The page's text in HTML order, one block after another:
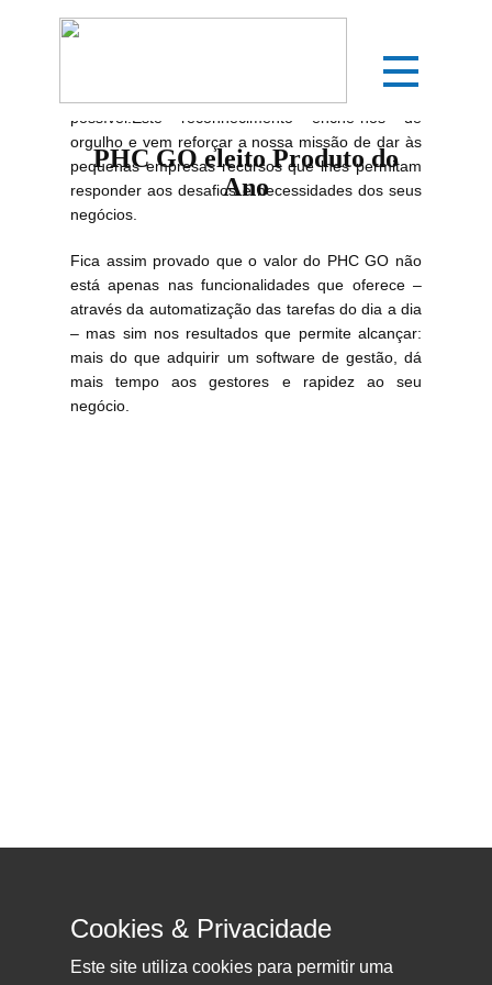
PHC GO eleito Produto do
Ano
O PHC GO é o Produto do Ano, sim. Mas não só.
É ainda produto da dedicação, inovação e
possível.Este reconhecimento enche-nos de
orgulho e vem reforçar a nossa missão de dar às
pequenas empresas recursos que lhes permitam
responder aos desafios e necessidades dos seus
negócios.
Fica assim provado que o valor do PHC GO não
está apenas nas funcionalidades que oferece –
através da automatização das tarefas do dia a dia
– mas sim nos resultados que permite alcançar:
mais do que adquirir um software de gestão, dá
mais tempo aos gestores e rapidez ao seu
negócio.
Cookies & Privacidade
Este site utiliza cookies para permitir uma